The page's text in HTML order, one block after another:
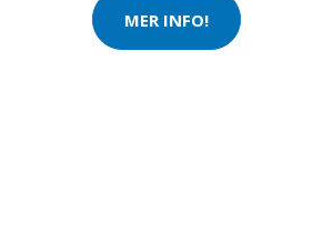
MER INFO!